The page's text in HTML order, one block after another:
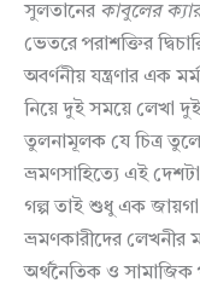
সুলতানের কাবুলের
ভেতরে পরাশক্তির
অবর্ণনীয় যন্ত্রণার এক
নিয়ে দুই সময়ে লেখা
তুলনামূলক যে চিত্র
ভ্রমণসাহিত্যে এই
গল্প তাই শুধু এক
ভ্রমণকারীদের লেখনীর
অর্থনৈতিক ও সামাজিক